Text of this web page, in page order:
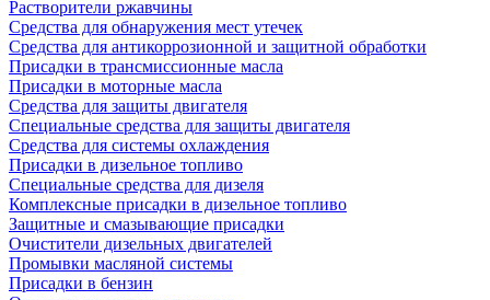
Растворители ржавчины
Средства для обнаружения мест утечек
Средства для антикоррозионной и защитной обработки
Присадки в трансмиссионные масла
Присадки в моторные масла
Средства для защиты двигателя
Специальныe средства для защиты двигателя
Средства для системы охлаждения
Присадки в дизельное топливо
Спeциальные средства для дизеля
Комплексные присадки в дизельное топливо
Защитные и смазывающие присадки
Очистители дизельных двигателей
Промывки масляной системы
Присадки в бензин